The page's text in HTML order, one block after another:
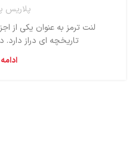
پلاریس
لنت ترمز به‌ عنوان یکی از
تاریخچه‌ ای دراز